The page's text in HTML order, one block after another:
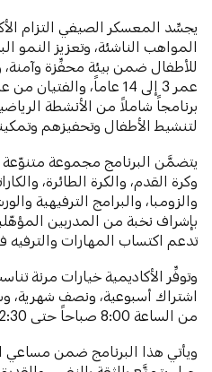
يجسِّد المعسكر الصيفي التزام
المواهب الناشئة، وتعزيز النمو
للأطفال ضمن بيئة محفِّزة
برنامجاً شاملاً من الأنشطة
لتنشيط الأطفال وتحفيزهم
يتضمَّن البرنامج مجموعة
وكرة القدم، والكرة الطائرة،
والزومبا، والبرامج الترفيهية
بإشراف نخبة من المدربين
تدعم اكتساب المهارات والترفيه
وتوفِّر الأكاديمية خيارات مرنة
اشتراك أسبوعية، ونصف شهرية،
من الساعة 8:00 صباحاً حتى 2:30 ظهراً طوال شهر يوليو 2025.
ويأتي هذا البرنامج ضمن مساعي